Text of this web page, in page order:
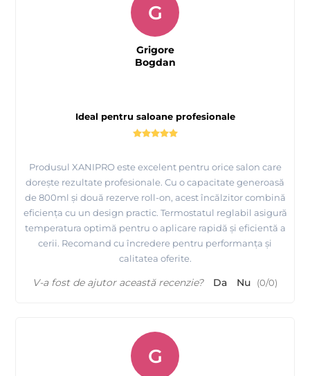
Ideal pentru saloane profesionale
Produsul XANIPRO este excelent pentru orice salon care
dorește rezultate profesionale. Cu o capacitate generoasă
de 800ml și două rezerve roll-on, acest încălzitor combină
eficiența cu un design practic. Termostatul reglabil asigură
temperatura optimă pentru o aplicare rapidă și eficientă a
cerii. Recomand cu încredere pentru performanța și
calitatea oferite.
G
Grigore
Bogdan
V-a fost de ajutor această recenzie? Da Nu (0/0)
G